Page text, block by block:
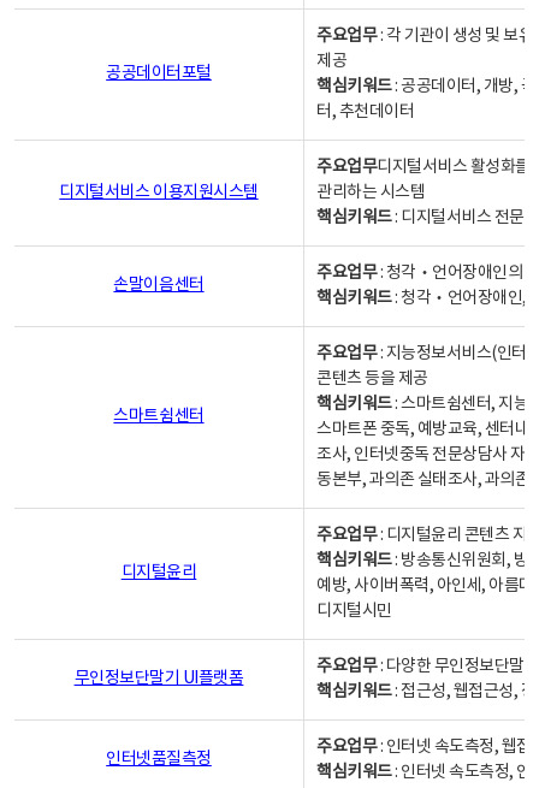
공공데이터포털
주요업무: 각 기관이 생성 및 보
제공
핵심키워드: 공공데이터, 개방,
터, 추천데이터
디지털서비스 이용지원시스템
주요업무디지털서비스 활성화를
관리하는 시스템
핵심키워드: 디지털서비스 전문
손말이음센터
주요업무: 청각‧언어장애인의
핵심키워드: 청각‧언어장애인,
스마트쉼센터
주요업무: 지능정보서비스(인터
콘텐츠 등을 제공
핵심키워드: 스마트쉼센터, 지능
스마트폰 중독, 예방교육, 센터내
조사, 인터넷중독 전문상담사 자
동본부, 과의존 실태조사, 과의존
디지털윤리
주요업무: 디지털윤리 콘텐츠 지
핵심키워드: 방송통신위원회, 방
예방, 사이버폭력, 아인세, 아름
디지털시민
무인정보단말기 UI플랫폼
주요업무: 다양한 무인정보단말
핵심키워드: 접근성, 웹접근성,
인터넷품질측정
주요업무: 인터넷 속도측정, 웹접
핵심키워드: 인터넷 속도측정, 인